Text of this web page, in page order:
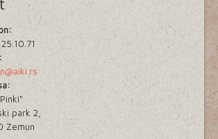
park 2,
Zemun